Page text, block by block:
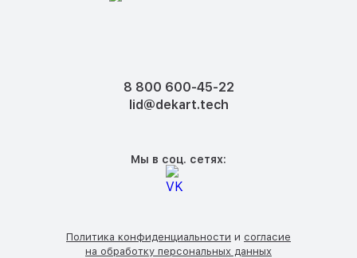
8 800 600-45-22
lid@dekart.tech
Мы в соц. сетях:
Политика конфиденциальности и согласие
на обработку персональных данных